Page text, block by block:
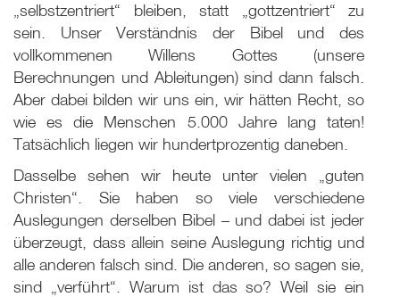
„selbstzentriert“ bleiben, statt „gottzentriert“ zu
sein. Unser Verständnis der Bibel und des
vollkommenen Willens Gottes (unsere
Berechnungen und Ableitungen) sind dann falsch.
Aber dabei bilden wir uns ein, wir hätten Recht, so
wie es die Menschen 5.000 Jahre lang taten!
Tatsächlich liegen wir hundertprozentig daneben.
Dasselbe sehen wir heute unter vielen „guten
Christen“. Sie haben so viele verschiedene
Auslegungen derselben Bibel – und dabei ist jeder
überzeugt, dass allein seine Auslegung richtig und
alle anderen falsch sind. Die anderen, so sagen sie,
sind „verführt“. Warum ist das so? Weil sie ein